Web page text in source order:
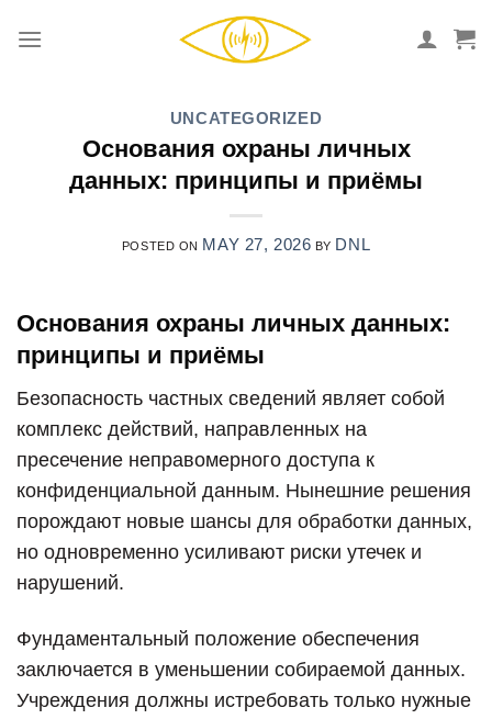
UNCATEGORIZED
Основания охраны личных
данных: принципы и приёмы
POSTED ON MAY 27, 2026 BY DNL
Основания охраны личных данных:
принципы и приёмы
Безопасность частных сведений являет собой
комплекс действий, направленных на
пресечение неправомерного доступа к
конфиденциальной данным. Нынешние решения
порождают новые шансы для обработки данных,
но одновременно усиливают риски утечек и
нарушений.
Фундаментальный положение обеспечения
заключается в уменьшении собираемой данных.
Учреждения должны истребовать только нужные